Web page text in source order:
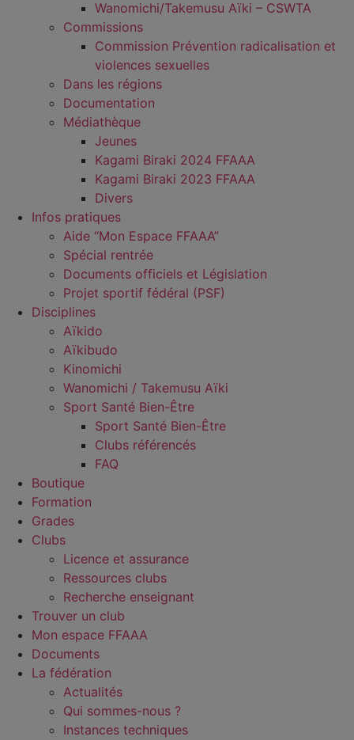
Wanomichi/Takemusu Aïki – CSWTA
Commissions
Commission Prévention radicalisation et
violences sexuelles
Dans les régions
Documentation
Médiathèque
Jeunes
Kagami Biraki 2024 FFAAA
Kagami Biraki 2023 FFAAA
Divers
Infos pratiques
Aide “Mon Espace FFAAA”
Spécial rentrée
Documents officiels et Législation
Projet sportif fédéral (PSF)
Disciplines
Aïkido
Aïkibudo
Kinomichi
Wanomichi / Takemusu Aïki
Sport Santé Bien-Être
Sport Santé Bien-Être
Clubs référencés
FAQ
Boutique
Formation
Grades
Clubs
Licence et assurance
Ressources clubs
Recherche enseignant
Trouver un club
Mon espace FFAAA
Documents
La fédération
Actualités
Qui sommes-nous ?
Instances techniques